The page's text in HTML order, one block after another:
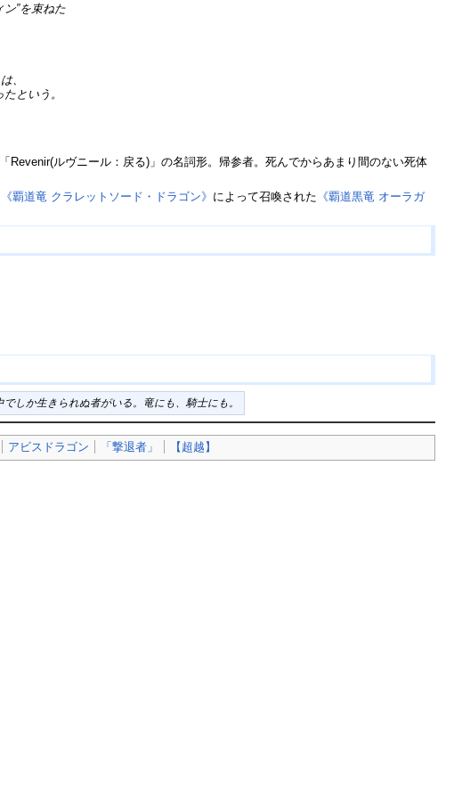
”を束ねた
、
という。
Revenir(ルヴニール：戻る)」の名詞形。帰参者。死んでからあまり間のない死体
《覇道竜 クラレットソード・ドラゴン》 によって召喚された 《覇道黒竜 オーラガ
でしか生きられぬ者がいる。竜にも、騎士にも。
アビスドラゴン 「撃退者」 【超越】